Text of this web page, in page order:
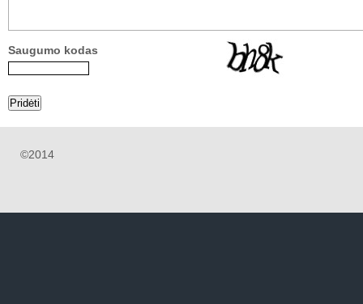
Saugumo kodas
©2014